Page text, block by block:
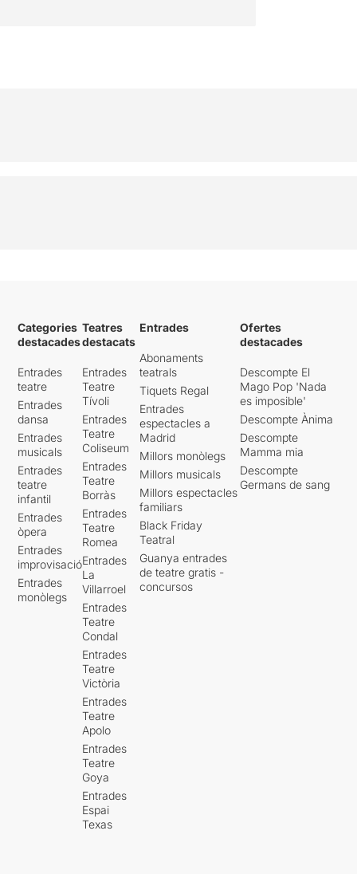
Categories
destacades
Entrades
teatre
Entrades
dansa
Entrades
musicals
Entrades
teatre
infantil
Entrades
òpera
Entrades
improvisació
Entrades
monòlegs
Teatres
destacats
Entrades
Teatre
Tívoli
Entrades
Teatre
Coliseum
Entrades
Teatre
Borràs
Entrades
Teatre
Romea
Entrades
La
Villarroel
Entrades
Teatre
Condal
Entrades
Teatre
Victòria
Entrades
Teatre
Apolo
Entrades
Teatre
Goya
Entrades
Espai
Texas
Entrades
Abonaments
teatrals
Tiquets Regal
Entrades
espectacles a
Madrid
Millors monòlegs
Millors musicals
Millors espectacles
familiars
Black Friday
Teatral
Guanya entrades
de teatre gratis -
concursos
Ofertes
destacades
Descompte El
Mago Pop 'Nada
es imposible'
Descompte Ànima
Descompte
Mamma mia
Descompte
Germans de sang